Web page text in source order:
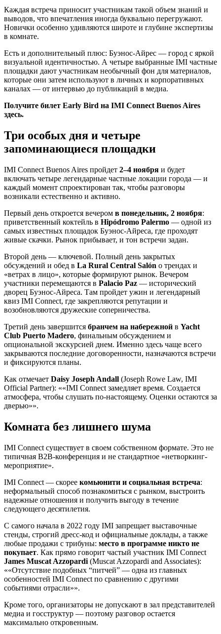
Каждая встреча приносит участникам такой объем знаний и
выводов, что впечатления иногда буквально перегружают.
Новички особенно удивляются широте и глубине экспертизы
в комнате.
Есть и дополнительный плюс: Буэнос-Айрес — город с яркой
визуальной идентичностью. А четыре выбранные IMI частные
площадки дают участникам необычный фон для материалов,
которые они затем используют в личных и корпоративных
каналах — от интервью до публикаций в медиа.
Получите билет Early Bird на IMI Connect Buenos Aires
здесь.
Три особых дня и четыре
запоминающиеся площадки
IMI Connect Buenos Aires пройдет 2–4 ноября и будет
включать четыре легендарные частные локации города — и
каждый момент спроектирован так, чтобы разговоры
возникали естественно и активно.
Первый день откроется вечером в понедельник, 2 ноября:
приветственный коктейль в Hipódromo Palermo — одной из
самых известных площадок Буэнос-Айреса, где проходят
живые скачки. Рынок прибывает, и тон встречи задан.
Второй день — ключевой. Полный день закрытых
обсуждений и обед в La Rural Central Salón о трендах и
«ветрах в лицо», которые формируют рынок. Вечером
участники перемещаются в Palacio Paz — исторический
дворец Буэнос-Айреса. Там пройдет ужин и легендарный
квиз IMI Connect, где закрепляются репутации и
возобновляются дружеские соперничества.
Третий день завершится бранчем на набережной в Yacht
Club Puerto Madero, финальным обсуждением и
опциональной экскурсией днем. Именно здесь чаще всего
закрываются последние договоренности, назначаются встречи
и фиксируются планы.
Как отмечает Daisy Joseph Andall (Joseph Rowe Law, IMI
Official Partner):
«IMI Connect замедляет время. Создается
атмосфера, чтобы слушать по-настоящему. Оценки остаются за
дверью» .
Комната без лишнего шума
IMI Connect существует в своем собственном формате. Это не
типичная B2B-конференция и не стандартное «нетворкинг-
мероприятие».
IMI Connect — скорее комьюнити и социальная встреча:
неформальный способ познакомиться с рынком, выстроить
надежные отношения и получить выгоду в течение
следующего десятилетия.
С самого начала в 2022 году IMI запрещает выставочные
стенды, строгий дресс-код и официальные доклады, а также
любые продажи с трибуны: место в программе никто не
покупает. Как прямо говорит частый участник IMI Connect
James Muscat Azzopardi (Muscat Azzopardi and Associates):
«Отсутствие подобных “питчей” — одна из главных
особенностей IMI Connect по сравнению с другими
событиями отрасли» .
Кроме того, организаторы не допускают в зал представителей
медиа и госструктур — поэтому разговор остается
максимально откровенным.